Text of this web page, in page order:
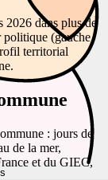
2026 dans plus de
politique (gauche,
territorial
: jours de
de la mer,
et du GIEC,